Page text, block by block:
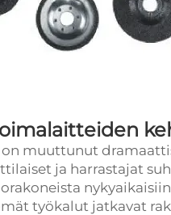
on muuttunut
ja harrastajat
työkalut jatkavat